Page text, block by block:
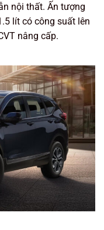
nội thất. Ấn tượng
lít có công suất lên
nâng cấp.